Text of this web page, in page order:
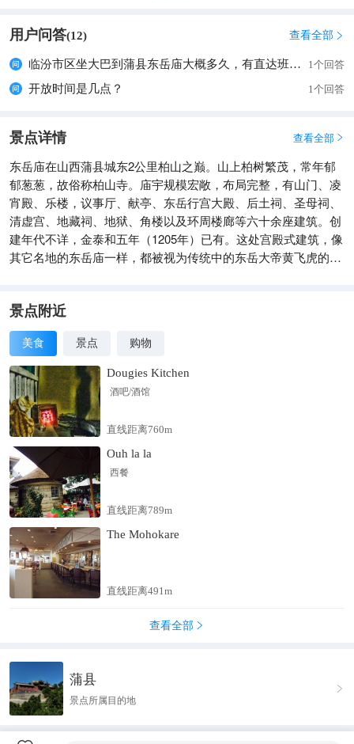
用户问答(12) 查看全部 
临汾市区坐大巴到蒲县东岳庙大概多久，有直达班车吗？ 1个回答
开放时间是几点？ 1个回答
景点详情 查看全部 
东岳庙在山西蒲县城东2公里柏山之巅。山上柏树繁茂，常年郁
郁葱葱，故俗称柏山寺。庙宇规模宏敞，布局完整，有山门、凌
宵殿、乐楼，议事厅、献亭、东岳行宫大殿、后土祠、圣母祠、
清虚宫、地藏祠、地狱、角楼以及环周楼廊等六十余座建筑。创
建年代不详，金泰和五年（1205年）已有。这处宫殿式建筑，像
其它名地的东岳庙一样，都被视为传统中的东岳大帝黄飞虎的行
景点附近
美食 景点 购物
Dougies Kitchen
酒吧/酒馆
直线距离760m
Ouh la la
西餐
直线距离789m
The Mohokare
直线距离491m
查看全部 
蒲县
景点所属目的地
